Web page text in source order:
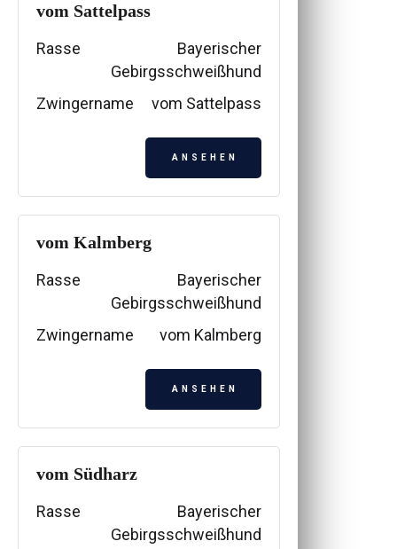
vom Sattelpass
Rasse
Bayerischer
Gebirgsschweißhund
Zwingername
vom Sattelpass
ANSEHEN
vom Kalmberg
Rasse
Bayerischer
Gebirgsschweißhund
Zwingername
vom Kalmberg
ANSEHEN
vom Südharz
Rasse
Bayerischer
Gebirgsschweißhund